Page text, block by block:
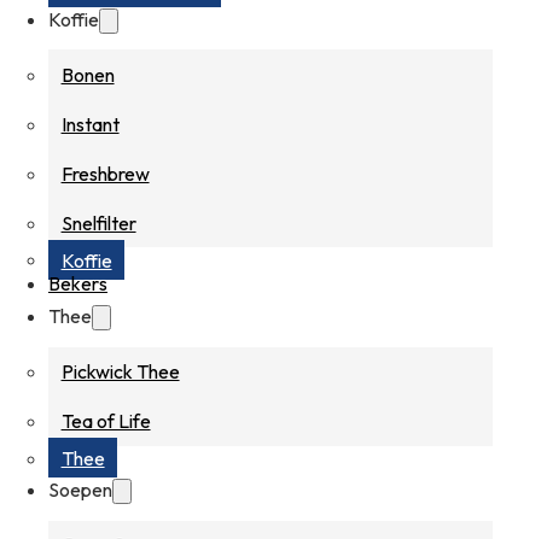
Koffie
Bonen
Instant
Freshbrew
Snelfilter
Koffie
Bekers
Thee
Pickwick Thee
Tea of Life
Thee
Soepen